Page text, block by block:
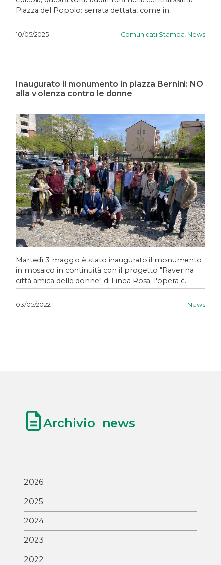
Piazza del Popolo: serrata dettata, come in.
10/05/2025 Comunicati Stampa News
Inaugurato il monumento in piazza Bernini: NO
alla violenza contro le donne
Martedì 3 maggio è stato inaugurato il monumento
in mosaico in continuità con il progetto "Ravenna
città amica delle donne" di Linea Rosa: l'opera è.
03/05/2022 News
Archivio news
2026
2025
2024
2023
2022